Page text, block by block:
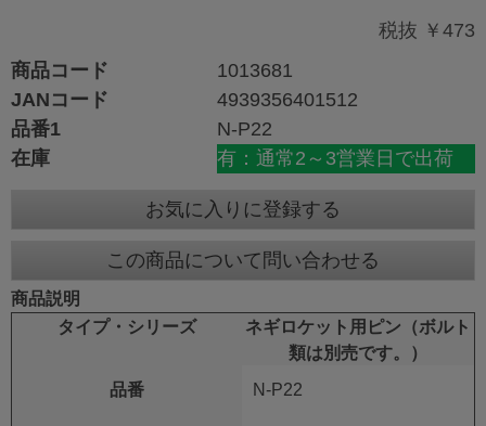
税抜 ￥473
商品コード
1013681
JANコード
4939356401512
品番1
N-P22
在庫
有：通常2～3営業日で出荷
お気に入りに登録する
この商品について問い合わせる
商品説明
タイプ・シリーズ
ネギロケット用ピン（ボルト
類は別売です。）
品番
N-P22